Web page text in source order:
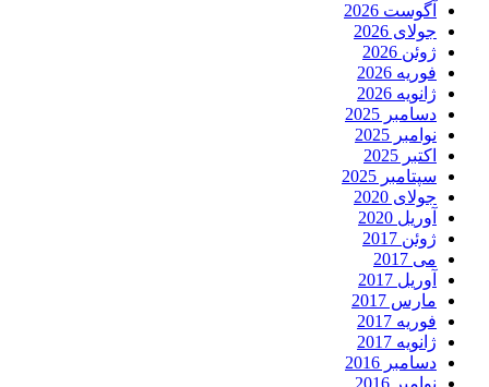
آگوست 2026
جولای 2026
ژوئن 2026
فوریه 2026
ژانویه 2026
دسامبر 2025
نوامبر 2025
اکتبر 2025
سپتامبر 2025
جولای 2020
آوریل 2020
ژوئن 2017
می 2017
آوریل 2017
مارس 2017
فوریه 2017
ژانویه 2017
دسامبر 2016